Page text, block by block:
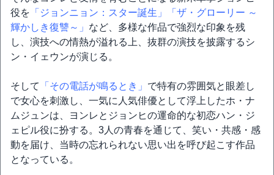
役を 「ジョンニョン：スター誕生」
「ザ・グローリー ～
輝かしき復讐～」 など、多様な作品で強烈な印象を残
し、演技への情熱が溢れる上、抜群の演技を披露するシ
ン・イェウンが演じる。
そして 「その電話が鳴るとき」 で特有の雰囲気と眼差し
で女心を刺激し、一気に人気俳優として浮上したホ・ナ
ムジュンは、ヨンレとジョンヒの運命的な初恋ハン・ジ
ェピル役に扮する。3人の青春を通じて、笑い・共感・感
動を届け、当時の忘れられない思い出を呼び起こす作品
となっている。